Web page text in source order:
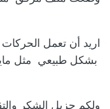
اريد أن تعمل
بشكل طبيعي مثل
ولكم جزيل الشكر